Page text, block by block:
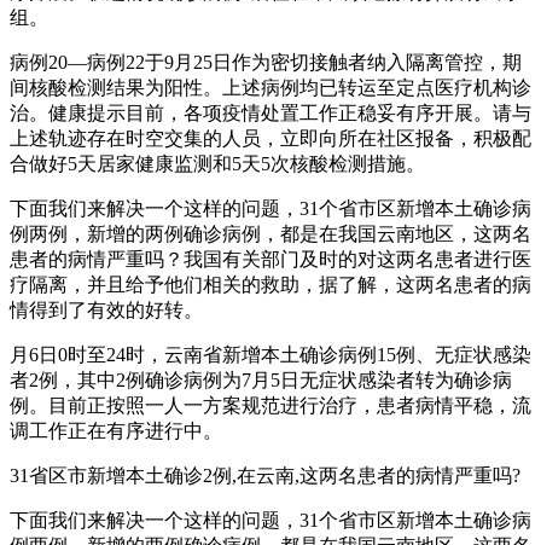
组。
病例20—病例22于9月25日作为密切接触者纳入隔离管控，期
间核酸检测结果为阳性。上述病例均已转运至定点医疗机构诊
治。健康提示目前，各项疫情处置工作正稳妥有序开展。请与
上述轨迹存在时空交集的人员，立即向所在社区报备，积极配
合做好5天居家健康监测和5天5次核酸检测措施。
下面我们来解决一个这样的问题，31个省市区新增本土确诊病
例两例，新增的两例确诊病例，都是在我国云南地区，这两名
患者的病情严重吗？我国有关部门及时的对这两名患者进行医
疗隔离，并且给予他们相关的救助，据了解，这两名患者的病
情得到了有效的好转。
月6日0时至24时，云南省新增本土确诊病例15例、无症状感染
者2例，其中2例确诊病例为7月5日无症状感染者转为确诊病
例。目前正按照一人一方案规范进行治疗，患者病情平稳，流
调工作正在有序进行中。
31省区市新增本土确诊2例,在云南,这两名患者的病情严重吗?
下面我们来解决一个这样的问题，31个省市区新增本土确诊病